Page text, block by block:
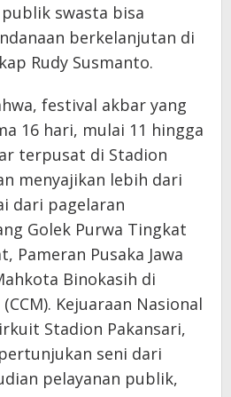
swasta bisa
berkelanjutan di
Rudy Susmanto.
festival akbar yang
16 hari, mulai 11 hingga
terpusat di Stadion
menyajikan lebih dari
dari pagelaran
Golek Purwa Tingkat
Pameran Pusaka Jawa
Binokasih di
Kejuaraan Nasional
Stadion Pakansari,
seni dari
pelayanan publik,